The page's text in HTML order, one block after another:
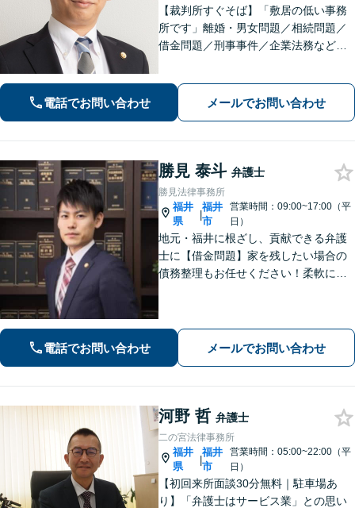
【裁判所すぐそば】「敷居の低い事務
所です」離婚・男女問題／相続問題／
借金問題／刑事事件／企業法務など、
るよう尽力いたします【法テラス利用
可】【完全個室】【夜間・休日面談】
電話でお問い合わせ メールでお問い合わせ
勝見 泰斗 弁護士
勝見法律事務所
福井
県
|
福井
市
営業時間：09:00~17:00（平
日）
地元・福井に根ざし、貢献できる弁護
士に【借金問題】家を残したい場合の
債務整理もお任せください！柔軟に対
続・相続放棄ご相談ください
電話でお問い合わせ メールでお問い合わせ
河野 哲 弁護士
二の宮法律事務所
福井
県
|
福井
市
営業時間：05:00~22:00（平
日）
【初回来所面談30分無料｜駐車場あ
り】「弁護士はサービス業」との思い